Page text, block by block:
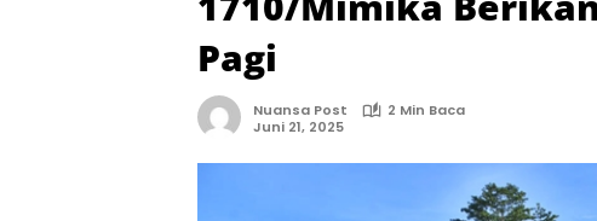
Pagi
Nuansa Post
2 Min Baca
Juni 21, 2025